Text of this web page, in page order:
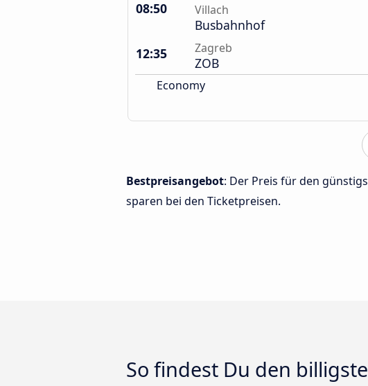
08:50 Villach
Busbahnhof
12:35
Zagreb
ZOB
Economy
Bestpreisangebot: Der Preis für den
sparen bei den Ticketpreisen.
So findest Du den